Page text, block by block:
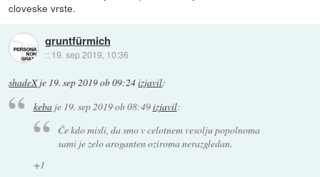
cloveske vrste.
gruntfürmich
:: 19. sep 2019, 10:36
shadeXje 19. sep 2019 ob 09:24izjavil:
kebaje 19. sep 2019 ob 08:49izjavil:
Če kdo misli, da smo v celotnem vesolju popolnoma
sami je zelo aroganten oziroma nerazgledan.
+1